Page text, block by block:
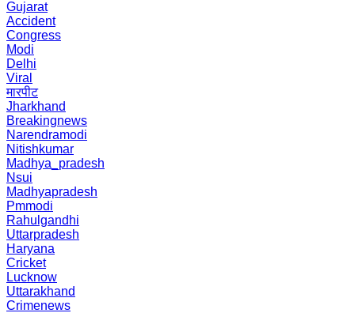
Gujarat
Accident
Congress
Modi
Delhi
Viral
मारपीट
Jharkhand
Breakingnews
Narendramodi
Nitishkumar
Madhya_pradesh
Nsui
Madhyapradesh
Pmmodi
Rahulgandhi
Uttarpradesh
Haryana
Cricket
Lucknow
Uttarakhand
Crimenews